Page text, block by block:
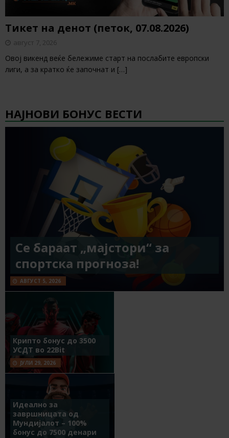
Тикет на денот (петок, 07.08.2026)
август 7, 2026
Овој викенд веќе бележиме старт на послабите европски
лиги, а за кратко ќе започнат и […]
НАЈНОВИ БОНУС ВЕСТИ
Се бараат „мајстори“ за
спортска прогноза!
АВГУСТ 5, 2026
Крипто бонус до 3500
УСДТ во 22Bit
ЈУЛИ 29, 2026
Идеално за
завршницата од
Мундијалот – 100%
бонус до 7500 денари